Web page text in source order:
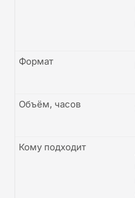
Формат
Объём, часов
Кому подходит